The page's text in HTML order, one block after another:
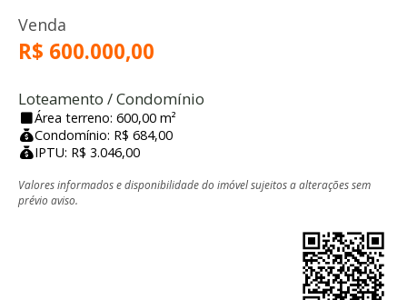
Venda
R$ 600.000,00
Loteamento / Condomínio
Área terreno: 600,00 m²
Condomínio: R$ 684,00
IPTU: R$ 3.046,00
Valores informados e disponibilidade do imóvel sujeitos a alterações sem
prévio aviso.